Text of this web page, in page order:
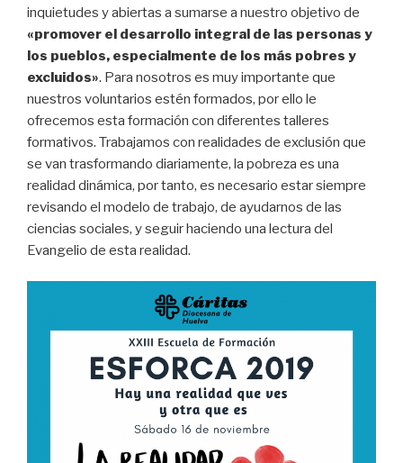
inquietudes y abiertas a sumarse a nuestro objetivo de
«promover el desarrollo integral de las personas y
los pueblos, especialmente de los más pobres y
excluidos». Para nosotros es muy importante que
nuestros voluntarios estén formados, por ello le
ofrecemos esta formación con diferentes talleres
formativos. Trabajamos con realidades de exclusión que
se van trasformando diariamente, la pobreza es una
realidad dinámica, por tanto, es necesario estar siempre
revisando el modelo de trabajo, de ayudarnos de las
ciencias sociales, y seguir haciendo una lectura del
Evangelio de esta realidad.